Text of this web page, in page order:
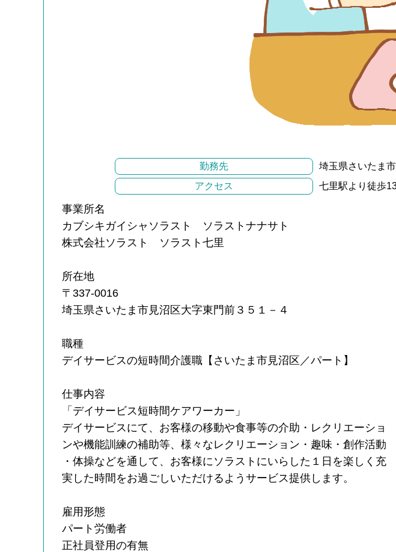
勤務先
埼玉県さいたま
アクセス
七里駅より徒歩
事業所名
カブシキガイシャソラスト ソラストナナサト
株式会社ソラスト ソラスト七里
所在地
〒337-0016
埼玉県さいたま市見沼区大字東門前３５１－４
職種
デイサービスの短時間介護職【さいたま市見沼区／パート】
仕事内容
「デイサービス短時間ケアワーカー」
デイサービスにて、お客様の移動や食事等の介助・レクリエーショ
ンや機能訓練の補助等、様々なレクリエーション・趣味・創作活動
・体操などを通して、お客様にソラストにいらした１日を楽しく充
実した時間をお過ごしいただけるようサービス提供します。
雇用形態
パート労働者
正社員登用の有無